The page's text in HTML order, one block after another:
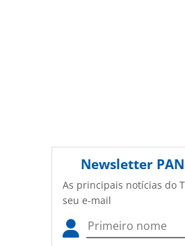
Newsletter
As principais notícias do
seu e-mail